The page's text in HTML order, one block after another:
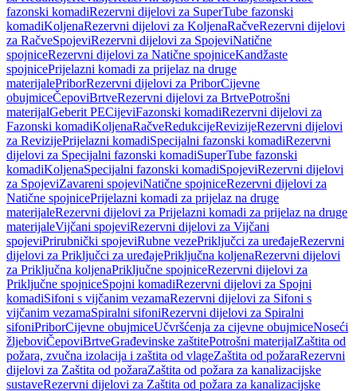
fazonski komadiRezervni dijelovi za SuperTube fazonski
komadiKoljenaRezervni dijelovi za KoljenaRačveRezervni dijelovi
za RačveSpojeviRezervni dijelovi za SpojeviNatične
spojniceRezervni dijelovi za Natične spojniceKandžaste
spojnicePrijelazni komadi za prijelaz na druge
materijalePriborRezervni dijelovi za PriborCijevne
obujmiceČepoviBrtveRezervni dijelovi za BrtvePotrošni
materijalGeberit PECijeviFazonski komadiRezervni dijelovi za
Fazonski komadiKoljenaRačveRedukcijeRevizijeRezervni dijelovi
za RevizijePrijelazni komadiSpecijalni fazonski komadiRezervni
dijelovi za Specijalni fazonski komadiSuperTube fazonski
komadiKoljenaSpecijalni fazonski komadiSpojeviRezervni dijelovi
za SpojeviZavareni spojeviNatične spojniceRezervni dijelovi za
Natične spojnicePrijelazni komadi za prijelaz na druge
materijaleRezervni dijelovi za Prijelazni komadi za prijelaz na druge
materijaleVijčani spojeviRezervni dijelovi za Vijčani
spojeviPrirubnički spojeviRubne vezePriključci za uređajeRezervni
dijelovi za Priključci za uređajePriključna koljenaRezervni dijelovi
za Priključna koljenaPriključne spojniceRezervni dijelovi za
Priključne spojniceSpojni komadiRezervni dijelovi za Spojni
komadiSifoni s vijčanim vezamaRezervni dijelovi za Sifoni s
vijčanim vezamaSpiralni sifoniRezervni dijelovi za Spiralni
sifoniPriborCijevne obujmiceUčvršćenja za cijevne obujmiceNoseći
žljeboviČepoviBrtveGrađevinske zaštitePotrošni materijalZaštita od
požara, zvučna izolacija i zaštita od vlageZaštita od požaraRezervni
dijelovi za Zaštita od požaraZaštita od požara za kanalizacijske
sustaveRezervni dijelovi za Zaštita od požara za kanalizacijske